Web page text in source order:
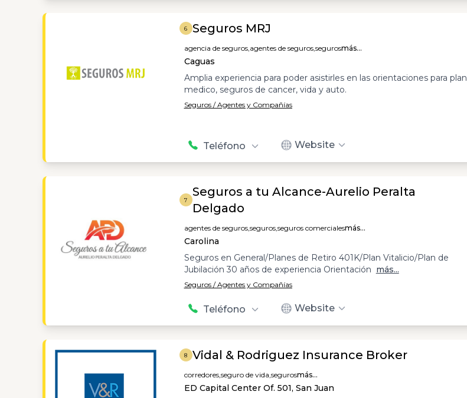
6 Seguros MRJ
agencia de seguros,agentes de seguros,segurosmás...
Caguas
Amplia experiencia para poder asistirles en las orientaciones para plan
medico, seguros de cancer, vida y auto.
Seguros / Agentes y Compañías
Teléfono Website
7
Seguros a tu Alcance-Aurelio Peralta
Delgado
agentes de seguros,seguros,seguros comercialesmás...
Carolina
Seguros en General/Planes de Retiro 401K/Plan Vitalicio/Plan de
Jubilación 30 años de experiencia Orientación más...
Seguros / Agentes y Compañías
Teléfono Website
8 Vidal & Rodriguez Insurance Broker
corredores,seguro de vida,segurosmás...
ED Capital Center Of. 501, San Juan